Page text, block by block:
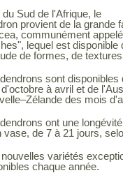
Sud de l'Afrique, le
provient de la grande
communément appelé
lequel est disponible
de formes, de
sont disponibles
à avril et de
des mois
ont une
vase, de 7 à 21 jours,
variétés
chaque année.